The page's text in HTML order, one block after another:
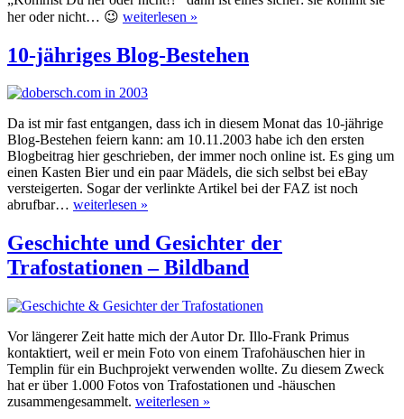
her oder nicht… 😉 weiterlesen »
10-jähriges Blog-Bestehen
Da ist mir fast entgangen, dass ich in diesem Monat das 10-jährige
Blog-Bestehen feiern kann: am 10.11.2003 habe ich den ersten
Blogbeitrag hier geschrieben, der immer noch online ist. Es ging um
einen Kasten Bier und ein paar Mädels, die sich selbst bei eBay
versteigerten. Sogar der verlinkte Artikel bei der FAZ ist noch
abrufbar… weiterlesen »
Geschichte und Gesichter der
Trafostationen – Bildband
Vor längerer Zeit hatte mich der Autor Dr. Illo-Frank Primus
kontaktiert, weil er mein Foto von einem Trafohäuschen hier in
Templin für ein Buchprojekt verwenden wollte. Zu diesem Zweck
hat er über 1.000 Fotos von Trafostationen und -häuschen
zusammengesammelt. weiterlesen »